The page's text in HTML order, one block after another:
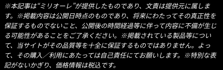
※本記事は“ミリオーレ”が提供したものであり、文責は提供元に属しま
す。※掲載内容は公開日時点のものであり、将来にわたってその真正性を
保証するものでないこと、公開後の時間経過等に伴って内容に不備が生じ
る可能性があることをご了承ください。※掲載されている製品等につい
て、当サイトがその品質等を十全に保証するものではありません。よっ
て、その購入／利用にあたっては自己責任にてお願いします。※特別な表
記がないかぎり、価格情報は税込です。